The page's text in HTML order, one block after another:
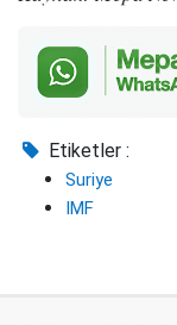
Etiketler :
Suriye
IMF